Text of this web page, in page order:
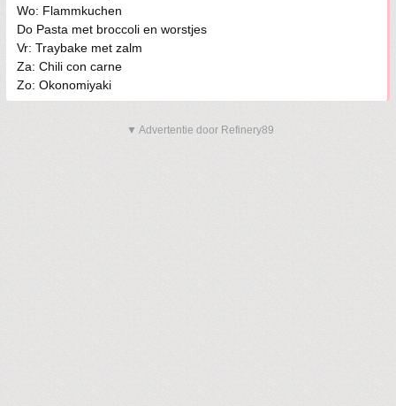
Wo: Flammkuchen
Do Pasta met broccoli en worstjes
Vr: Traybake met zalm
Za: Chili con carne
Zo: Okonomiyaki
▼ Advertentie door Refinery89